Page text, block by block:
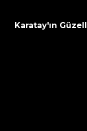
Karatay'ın